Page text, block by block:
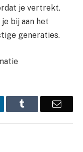
je vertrekt.
bij aan het
generaties.
Email